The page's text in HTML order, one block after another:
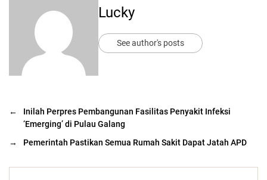
Lucky
See author's posts
←
Inilah Perpres Pembangunan Fasilitas Penyakit Infeksi
‘Emerging’ di Pulau Galang
→
Pemerintah Pastikan Semua Rumah Sakit Dapat Jatah APD